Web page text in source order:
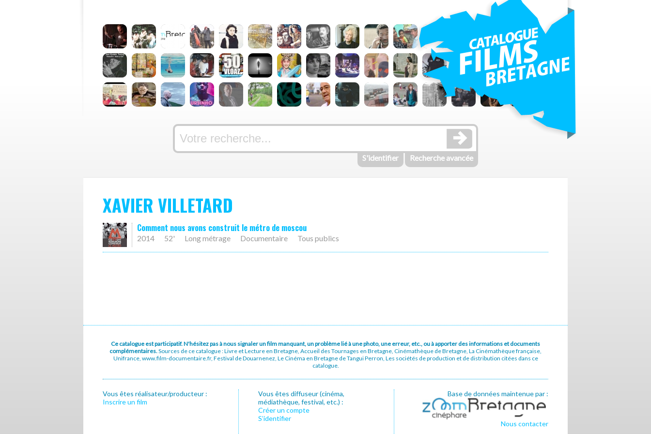
S'identifier Recherche avancée
XAVIER VILLETARD
Comment nous avons construit le métro de moscou
2014 52' Long métrage Documentaire Tous publics
Ce catalogue est participatif. N'hésitez pas à nous signaler un film manquant, un problème lié à une photo, une erreur, etc., ou à apporter des informations et documents
complémentaires.Sources de ce catalogue : Livre et Lecture en Bretagne, Accueil des Tournages en Bretagne, Cinémathèque de Bretagne, La Cinémathèque française,
Unifrance, www.film-documentaire.fr, Festival de Douarnenez, Le Cinéma en Bretagne de Tangui Perron, Les sociétés de production et de distribution citées dans ce
catalogue.
Vous êtes réalisateur/producteur :
Inscrire un film
Vous êtes diffuseur (cinéma,
médiathèque, festival, etc.) :
Créer un compte
S’identifier
Base de données maintenue par :
Nous contacter